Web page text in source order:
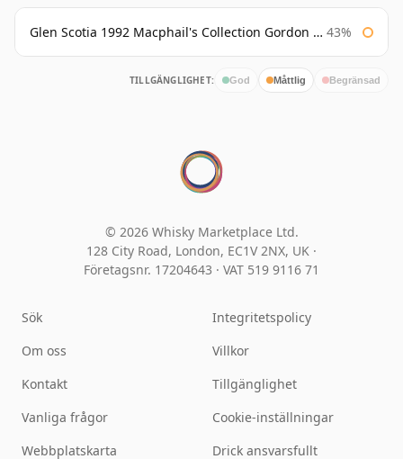
Glen Scotia 1992 Macphail's Collection Gordon & Macphail 43%
TILLGÄNGLIGHET: God Måttlig Begränsad
© 2026 Whisky Marketplace Ltd.
128 City Road, London, EC1V 2NX, UK ·
Företagsnr. 17204643 · VAT 519 9116 71
Sök
Om oss
Kontakt
Vanliga frågor
Webbplatskarta
Integritetspolicy
Villkor
Tillgänglighet
Cookie-inställningar
Drick ansvarsfullt